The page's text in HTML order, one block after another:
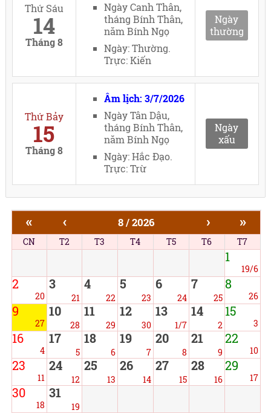
Thứ Sáu
14
Tháng 8
Ngày Canh Thân,
tháng Bính Thân,
năm Bính Ngọ
Ngày: Thường.
Trực: Kiến
Ngày
thường
Thứ Bảy
15
Tháng 8
Âm lịch: 3/7/2026
Ngày Tân Dậu,
tháng Bính Thân,
năm Bính Ngọ
Ngày: Hắc Đạo.
Trực: Trừ
Ngày
xấu
« ‹ 8 / 2026 › »
CN T2 T3 T4 T5 T6 T7
1
19/6
2
20
3
21
4
22
5
23
6
24
7
25
8
26
9
27
10
28
11
29
12
30
13
1/7
14
2
15
3
16
4
17
5
18
6
19
7
20
8
21
9
22
10
23
11
24
12
25
13
26
14
27
15
28
16
29
17
30
18
31
19